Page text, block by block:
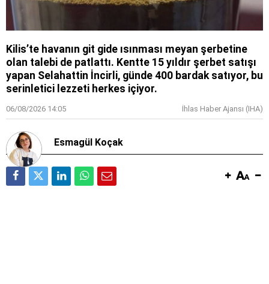
Kilis’te havanın git gide ısınması meyan şerbetine
olan talebi de patlattı. Kentte 15 yıldır şerbet satışı
yapan Selahattin İncirli, günde 400 bardak satıyor, bu
serinletici lezzeti herkes içiyor.
06/08/2026 14:05 İhlas Haber Ajansı (IHA)
Esmagül Koçak